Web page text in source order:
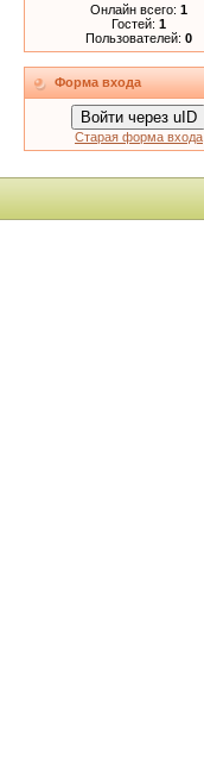
Онлайн всего: 1
Гостей: 1
Пользователей: 0
Форма входа
Войти через uID
Старая форма входа